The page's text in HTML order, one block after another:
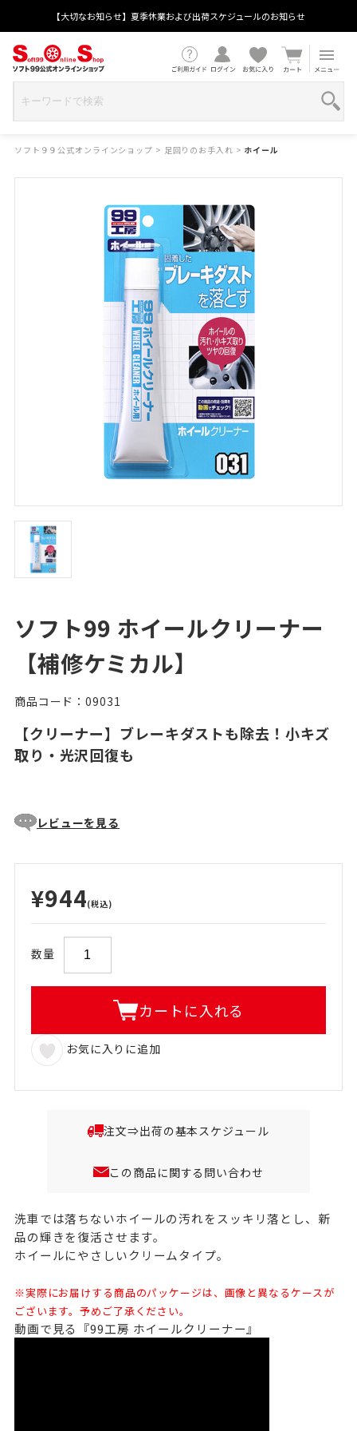
【大切なお知らせ】夏季休業および出荷スケジュールのお知らせ
ソフト９９公式オンラインショップ > 足回りのお手入れ > ホイール
ソフト99 ホイールクリーナー
【補修ケミカル】
商品コード：09031
【クリーナー】ブレーキダストも除去！小キズ
取り・光沢回復も
レビューを見る
¥944(税込)
数量
カートに入れる
お気に入りに追加
注文⇒出荷の基本スケジュール
この商品に関する問い合わせ
洗車では落ちないホイールの汚れをスッキリ落とし、新
品の輝きを復活させます。
ホイールにやさしいクリームタイプ。
※実際にお届けする商品のパッケージは、画像と異なるケースが
ございます。予めご了承ください。
動画で見る『99工房 ホイールクリーナー』